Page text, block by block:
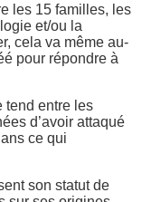
les 15 familles, les
et/ou la
cela va même au-
pour répondre à
tend entre les
d’avoir attaqué
ce qui
son statut de